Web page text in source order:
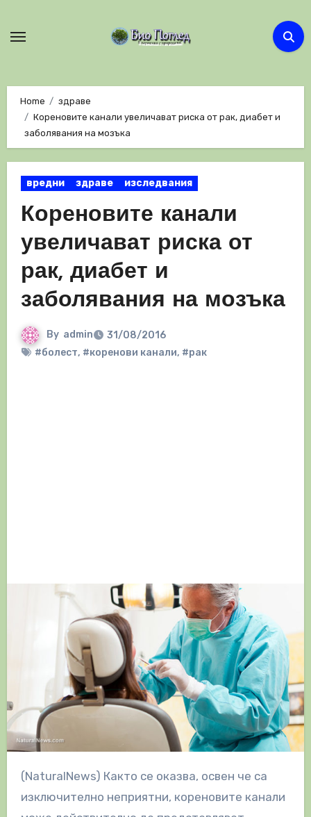
Home
здраве
Кореновите канали увеличават риска от рак, диабет и
заболявания на мозъка
вредни здраве изследвания
Кореновите канали
увеличават риска от
рак, диабет и
заболявания на мозъка
By admin
31/08/2016
#болест, #коренови канали, #рак
(NaturalNews) Както се оказва, освен че са
изключително неприятни, кореновите канали